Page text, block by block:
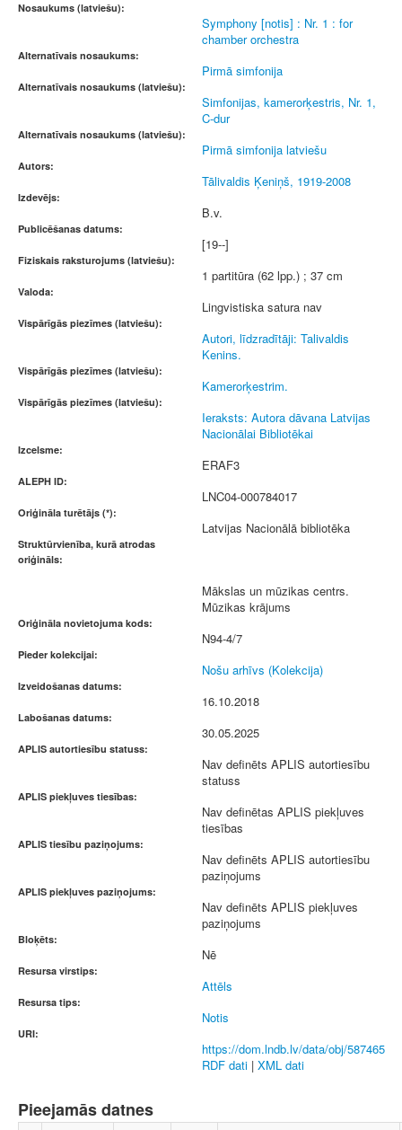
Nosaukums (latviešu):
Symphony [notis] : Nr. 1 : for
chamber orchestra
Alternatīvais nosaukums:
Pirmā simfonija
Alternatīvais nosaukums (latviešu):
Simfonijas, kamerorķestris, Nr. 1,
C-dur
Alternatīvais nosaukums (latviešu):
Pirmā simfonija latviešu
Autors:
Tālivaldis Ķeniņš, 1919-2008
Izdevējs:
B.v.
Publicēšanas datums:
[19--]
Fiziskais raksturojums (latviešu):
1 partitūra (62 lpp.) ; 37 cm
Valoda:
Lingvistiska satura nav
Vispārīgās piezīmes (latviešu):
Autori, līdzradītāji: Talivaldis
Kenins.
Vispārīgās piezīmes (latviešu):
Kamerorķestrim.
Vispārīgās piezīmes (latviešu):
Ieraksts: Autora dāvana Latvijas
Nacionālai Bibliotēkai
Izcelsme:
ERAF3
ALEPH ID:
LNC04-000784017
Oriģināla turētājs (*):
Latvijas Nacionālā bibliotēka
Struktūrvienība, kurā atrodas
oriģināls:
Mākslas un mūzikas centrs.
Mūzikas krājums
Oriģināla novietojuma kods:
N94-4/7
Pieder kolekcijai:
Nošu arhīvs (Kolekcija)
Izveidošanas datums:
16.10.2018
Labošanas datums:
30.05.2025
APLIS autortiesību statuss:
Nav definēts APLIS autortiesību
statuss
APLIS piekļuves tiesības:
Nav definētas APLIS piekļuves
tiesības
APLIS tiesību paziņojums:
Nav definēts APLIS autortiesību
paziņojums
APLIS piekļuves paziņojums:
Nav definēts APLIS piekļuves
paziņojums
Bloķēts:
Nē
Resursa virstips:
Attēls
Resursa tips:
Notis
URI:
https://dom.lndb.lv/data/obj/587465
RDF dati | XML dati
Pieejamās datnes